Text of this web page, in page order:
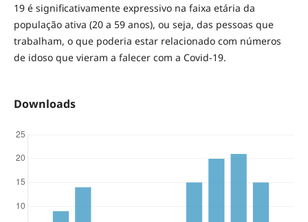
19 é significativamente expressivo na faixa etária da
população ativa (20 a 59 anos), ou seja, das pessoas que
trabalham, o que poderia estar relacionado com números
de idoso que vieram a falecer com a Covid-19.
Downloads